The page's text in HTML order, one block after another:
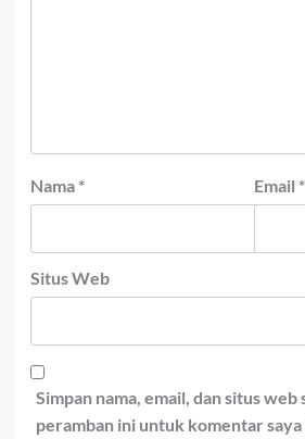
Nama * Email *
Situs Web
Simpan nama, email, dan situs web
peramban ini untuk komentar